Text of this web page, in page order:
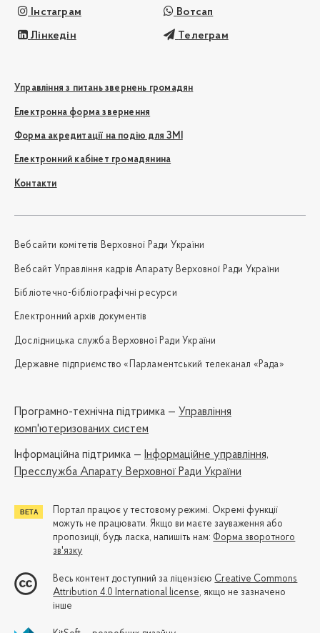
Інстаграм Вотсап
Лінкедін Телеграм
Управління з питань звернень громадян
Електронна форма звернення
Форма акредитації на подію для ЗМІ
Електронний кабінет громадянина
Контакти
Вебсайти комітетів Верховної Ради України
Вебсайт Управління кадрів Апарату Верховної Ради України
Бібліотечно-бібліографічні ресурси
Електронний архів документів
Дослідницька служба Верховної Ради України
Державне підприємство «Парламентський телеканал «Рада»
Програмно-технічна підтримка — Управління
комп'ютеризованих систем
Iнформаційна підтримка — Інформаційне управління,
Пресслужба Апарату Верховної Ради України
Портал працює у тестовому режимі. Окремі функції
можуть не працювати. Якщо ви маєте зауваження або
пропозиції, будь ласка, напишіть нам: Форма зворотного
зв'язку
Весь контент доступний за ліцензією Creative Commons
Attribution 4.0 International license, якщо не зазначено
інше